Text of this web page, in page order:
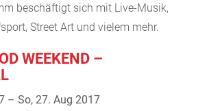
beschäftigt sich mit Live-Musik,
Street Art und vielem mehr.
WEEKEND –
– So, 27. Aug 2017